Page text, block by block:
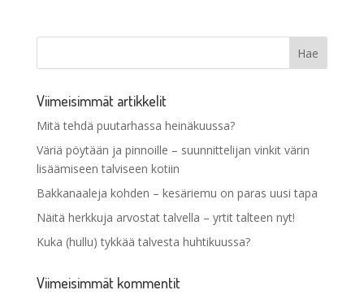
Viimeisimmät artikkelit
Mitä tehdä puutarhassa heinäkuussa?
Väriä pöytään ja pinnoille – suunnittelijan vinkit värin
lisäämiseen talviseen kotiin
Bakkanaaleja kohden – kesäriemu on paras uusi tapa
Näitä herkkuja arvostat talvella – yrtit talteen nyt!
Kuka (hullu) tykkää talvesta huhtikuussa?
Viimeisimmät kommentit